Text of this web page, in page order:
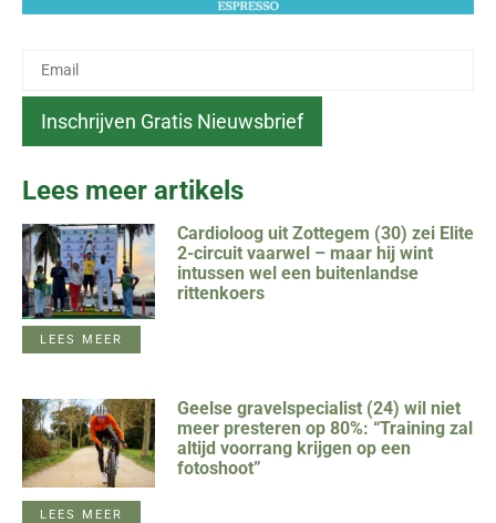
Lees meer artikels
Cardioloog uit Zottegem (30) zei Elite
2-circuit vaarwel – maar hij wint
intussen wel een buitenlandse
rittenkoers
LEES MEER
Geelse gravelspecialist (24) wil niet
meer presteren op 80%: “Training zal
altijd voorrang krijgen op een
fotoshoot”
LEES MEER